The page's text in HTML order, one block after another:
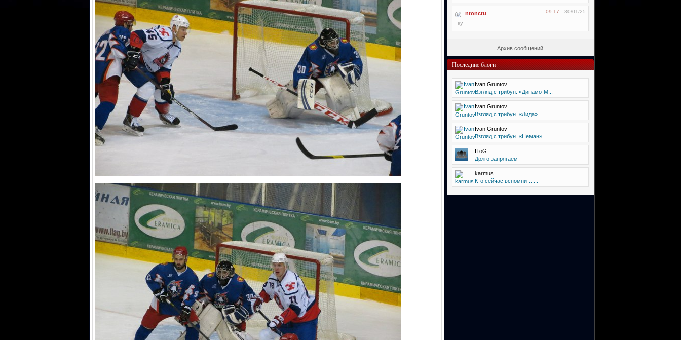
ntonctu 30/01/25
09:17
ку
Архив сообщений
Последние блоги
Ivan Gruntov
Взгляд с трибун. «Динамо-М...
Ivan Gruntov
Взгляд с трибун. «Лида»...
Ivan Gruntov
Взгляд с трибун. «Неман»...
IToG
Долго запрягаем
karmus
Кто сейчас вспомнит......